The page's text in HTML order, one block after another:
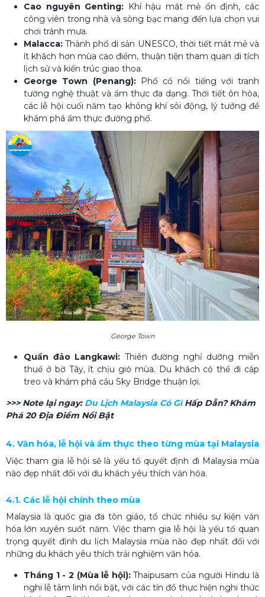
Cao nguyên Genting: Khí hậu mát mẻ ổn định, các
công viên trong nhà và sòng bạc mang đến lựa chọn vui
chơi tránh mưa.
Malacca:Thành phố di sản UNESCO, thời tiết mát mẻ và
ít khách hơn mùa cao điểm, thuận tiện tham quan di tích
lịch sử và kiến trúc giao thoa.
George Town (Penang):Phố cổ nổi tiếng với tranh
tường nghệ thuật và ẩm thực đa dạng. Thời tiết ôn hòa,
các lễ hội cuối năm tạo không khí sôi động, lý tưởng để
khám phá ẩm thực đường phố.
George Town
Quần đảo Langkawi: Thiên đường nghỉ dưỡng miễn
thuế ở bờ Tây, ít chịu gió mùa. Du khách có thể đi cáp
treo và khám phá cầu Sky Bridge thuận lợi.
>>> Note lại ngay: Du Lịch Malaysia Có Gì​ Hấp Dẫn? Khám
Phá 20 Địa Điểm Nổi Bật
4. Văn hóa, lễ hội và ẩm thực theo từng mùa tại Malaysia
Việc tham gia lễ hội sẽ là yếu tố quyết định đi Malaysia mùa
nào đẹp nhất đối với du khách yêu thích văn hóa.
4.1. Các lễ hội chính theo mùa
Malaysia là quốc gia đa tôn giáo, tổ chức nhiều sự kiện văn
hóa lớn xuyên suốt năm. Việc tham gia lễ hội là yếu tố quan
trọng quyết định du lịch Malaysia mùa nào đẹp nhất​​​ đối với
những du khách yêu thích trải nghiệm văn hóa.
Tháng 1 - 2 (Mùa lễ hội):Thaipusam của người Hindu là
nghi lễ tâm linh nổi bật, với các tín đồ thực hiện nghi thức